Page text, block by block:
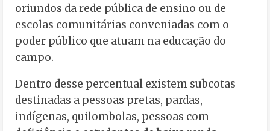
oriundos da rede pública de ensino ou de
escolas comunitárias conveniadas com o
poder público que atuam na educação do
campo.
Dentro desse percentual existem subcotas
destinadas a pessoas pretas, pardas,
indígenas, quilombolas, pessoas com